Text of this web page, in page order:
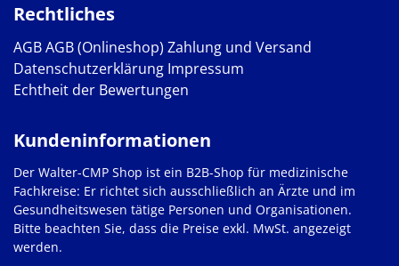
Rechtliches
AGBAGB (Onlineshop) Zahlung und Versand
Datenschutzerklärung Impressum
Echtheit der Bewertungen
Kundeninformationen
Der Walter-CMP Shop ist ein B2B-Shop für medizinische
Fachkreise: Er richtet sich ausschließlich an Ärzte und im
Gesundheitswesen tätige Personen und Organisationen.
Bitte beachten Sie, dass die Preise exkl. MwSt. angezeigt
werden.